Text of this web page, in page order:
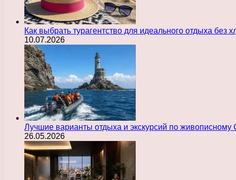
Как выбрать турагентство для идеального отдыха без
10.07.2026
Лучшие варианты отдыха и экскурсий по живописному
26.05.2026